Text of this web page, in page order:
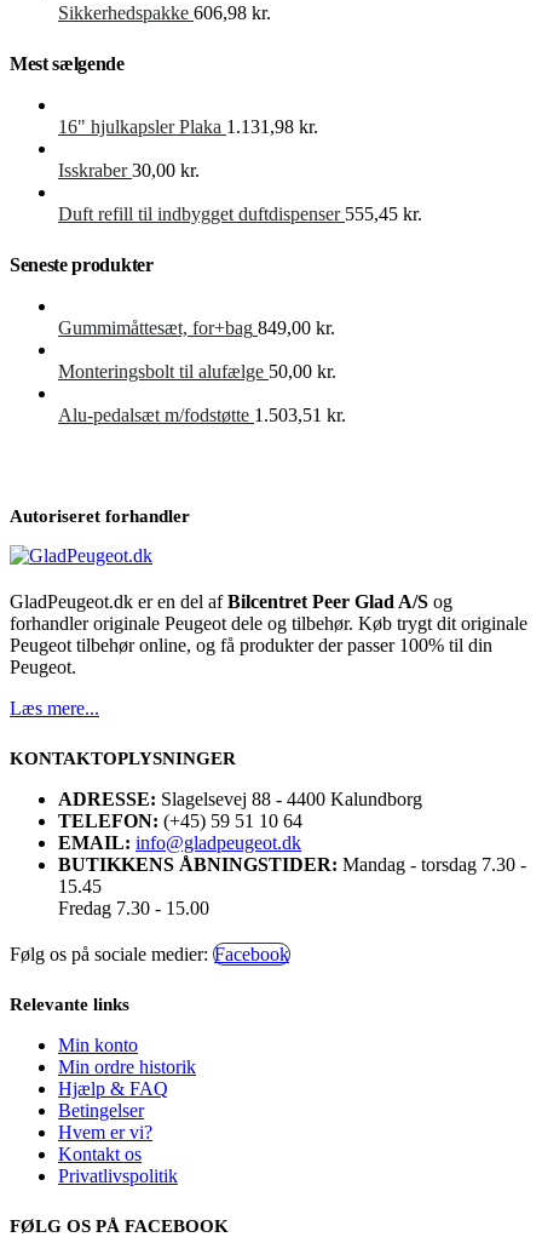
Sikkerhedspakke 606,98 kr.
Mest sælgende
16" hjulkapsler Plaka 1.131,98 kr.
Isskraber 30,00 kr.
Duft refill til indbygget duftdispenser 555,45 kr.
Seneste produkter
Gummimåttesæt, for+bag 849,00 kr.
Monteringsbolt til alufælge 50,00 kr.
Alu-pedalsæt m/fodstøtte 1.503,51 kr.
Autoriseret forhandler
GladPeugeot.dk er en del afBilcentret Peer Glad A/S og
forhandler originale Peugeot dele og tilbehør. Køb trygt dit originale
Peugeot tilbehør online, og få produkter der passer 100% til din
Peugeot.
Læs mere...
KONTAKTOPLYSNINGER
ADRESSE: Slagelsevej 88 - 4400 Kalundborg
TELEFON: (+45) 59 51 10 64
EMAIL: info@gladpeugeot.dk
BUTIKKENS ÅBNINGSTIDER: Mandag - torsdag 7.30 -
15.45
Fredag 7.30 - 15.00
Følg os på sociale medier: Facebook
Relevante links
Min konto
Min ordre historik
Hjælp & FAQ
Betingelser
Hvem er vi?
Kontakt os
Privatlivspolitik
FØLG OS PÅ FACEBOOK